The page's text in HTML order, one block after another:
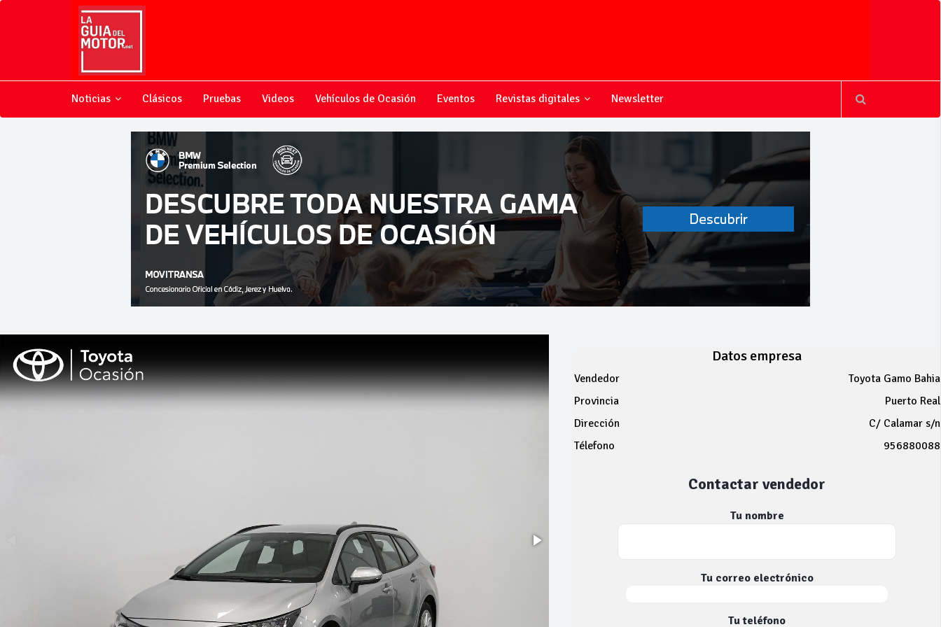
Noticias Clásicos Pruebas Videos Vehículos de Ocasión Eventos Revistas digitales Newsletter
Datos empresa
Vendedor
Toyota Gamo Bahia
Provincia
Puerto Real
Dirección
C/ Calamar s/n
Télefono
956880088
Contactar vendedor
Tu nombre
Tu correo electrónico
Tu teléfono